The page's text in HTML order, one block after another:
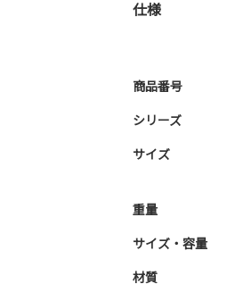
仕様
商品番号
シリーズ
サイズ
重量
サイズ・容量
材質